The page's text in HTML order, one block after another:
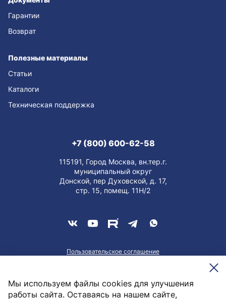
Мы используем файлы cookies для улучшения
работы сайта. Оставаясь на нашем сайте,
Гарантии
Возврат
Полезные материалы
Статьи
Каталоги
Техническая поддержка
+7 (800) 600-62-58
115191, Город Москва, вн.тер.г.
муниципальный округ
Донской, пер Духовской, д. 17,
стр. 15, помещ. 11Н/2
Пользовательское соглашение
Meesenburg @2026